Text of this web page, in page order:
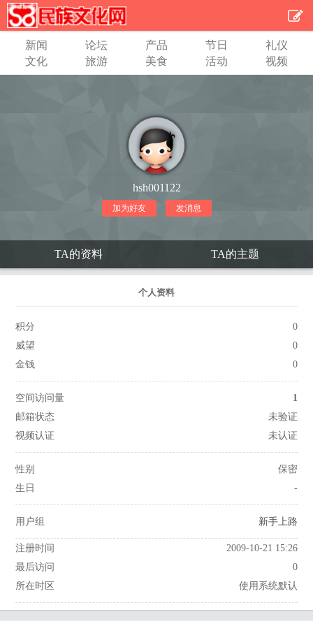
新闻 论坛 产品 节日
礼仪
文化
旅游 美食 活动 视频
hsh001122
加为好友 发消息
TA的资料 TA的主题
个人资料
积分
0
威望
0
金钱
0
空间访问量
1
邮箱状态
未验证
视频认证
未认证
性别
保密
生日
-
用户组 新手上路
注册时间
2009-10-21 15:26
最后访问
0
所在时区
使用系统默认